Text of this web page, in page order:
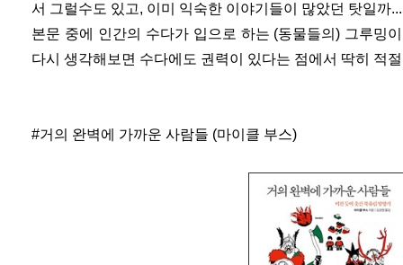
서 그럴수도 있고, 이미 익숙한 이야기들이 많았던 탓일까...
본문 중에 인간의 수다가 입으로 하는 (동물들의) 그루밍
다시 생각해보면 수다에도 권력이 있다는 점에서 딱히 적
#거의 완벽에 가까운 사람들 (마이클 부스)